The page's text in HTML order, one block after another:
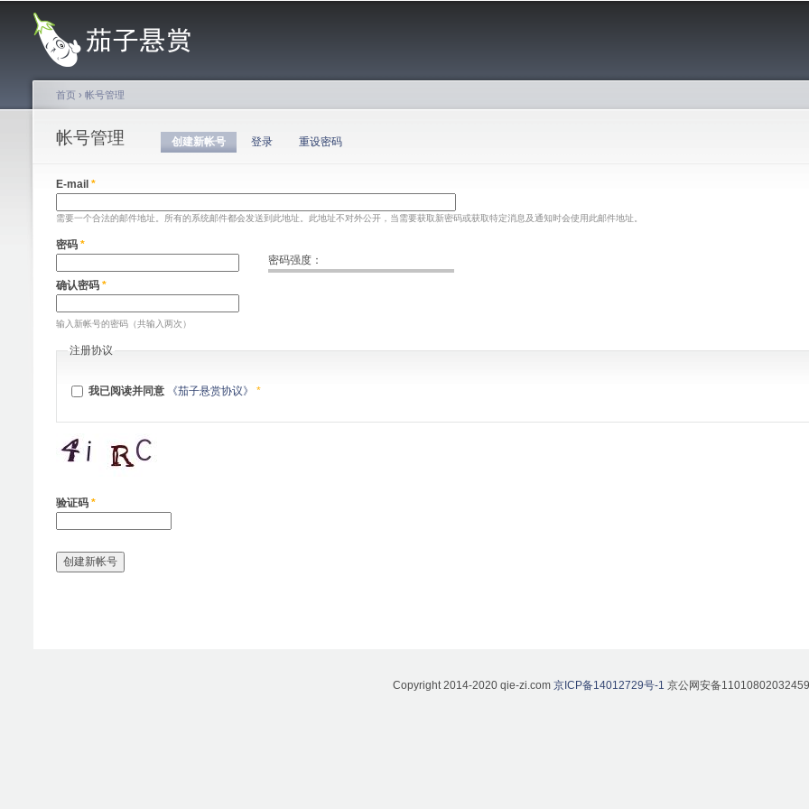
要
主菜单
你在这里
首页 › 帐号管理
帐号管理
主标签 创建新帐号 （活动标签）
登录 重设密码
E-mail *
需要一个合法的邮件地址。所有的系统邮件都会发送到此地址。此地址不对外公开，当需要获取新密码或获取特定消息及通知时会使用此邮件地址。
密码强度：
密码 *
确认密码 *
输入新帐号的密码（共输入两次）
注册协议
我已阅读并同意 《茄子悬赏协议》 *
验证码 *
Copyright 2014-2020 qie-zi.com 京ICP备14012729号-1 京公网安备